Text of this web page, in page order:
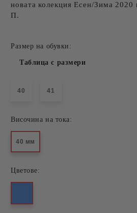
новата колекция Есен/Зима 2020
П.
Размер на обувки:
Таблица с размери
40 41
Височина на тока:
40 мм
Цветове: